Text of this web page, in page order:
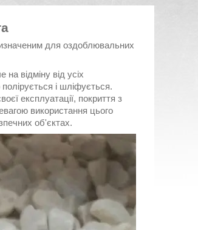
для оздоблювальних
на відміну від усіх
і шліфується.
експлуатації, покриття з
використання цього
об'єктах.